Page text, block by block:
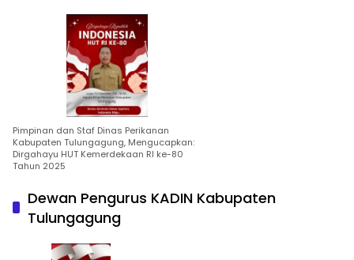
Pimpinan dan Staf Dinas Perikanan
Kabupaten Tulungagung, Mengucapkan:
Dirgahayu HUT Kemerdekaan RI ke-80
Tahun 2025
Dewan Pengurus KADIN Kabupaten
Tulungagung